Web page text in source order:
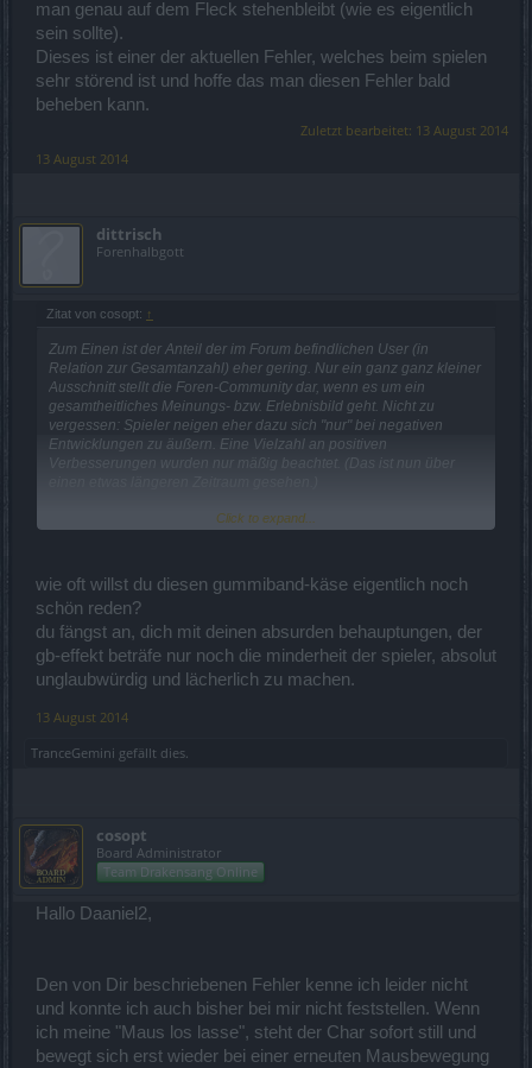
man genau auf dem Fleck stehenbleibt (wie es eigentlich
sein sollte).
Dieses ist einer der aktuellen Fehler, welches beim spielen
sehr störend ist und hoffe das man diesen Fehler bald
beheben kann.
Zuletzt bearbeitet: 13 August 2014
13 August 2014
dittrisch
Forenhalbgott
Zitat von cosopt: ↑
Zum Einen ist der Anteil der im Forum befindlichen User (in
Relation zur Gesamtanzahl) eher gering. Nur ein ganz ganz kleiner
Ausschnitt stellt die Foren-Community dar, wenn es um ein
gesamtheitliches Meinungs- bzw. Erlebnisbild geht. Nicht zu
vergessen: Spieler neigen eher dazu sich "nur" bei negativen
Entwicklungen zu äußern. Eine Vielzahl an positiven
Verbesserungen wurden nur mäßig beachtet. (Das ist nun über
Zum Anderen sind wir Moderatoren ebenfalls Spieler. Wir können
unseren Gilden- und Gruppenchats mit.
Mit freundlichen Grüßen,
Cosopt
Click to expand...
wie oft willst du diesen gummiband-käse eigentlich noch
schön reden?
du fängst an, dich mit deinen absurden behauptungen, der
gb-effekt beträfe nur noch die minderheit der spieler, absolut
unglaubwürdig und lächerlich zu machen.
13 August 2014
TranceGemini gefällt dies.
cosopt
Board Administrator
Team Drakensang Online
Hallo Daaniel2,
Den von Dir beschriebenen Fehler kenne ich leider nicht
und konnte ich auch bisher bei mir nicht feststellen. Wenn
ich meine "Maus los lasse", steht der Char sofort still und
bewegt sich erst wieder bei einer erneuten Mausbewegung